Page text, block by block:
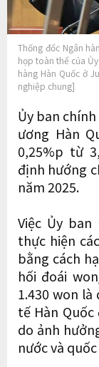
Thống đốc Ngân
họp toàn thể của
hàng Hàn Quốc ở
nghiệp chung]
Ủy ban
ương Hàn
0,25%p từ
định hướng
năm 2025.
Việc Ủy
thực hiện
bằng cách
hối đoái
1.430 won
tế Hàn
do ảnh
nước và